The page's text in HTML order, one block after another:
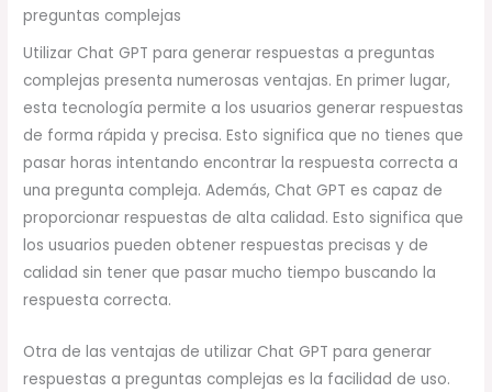
preguntas complejas
Utilizar Chat GPT para generar respuestas a preguntas
complejas presenta numerosas ventajas. En primer lugar,
esta tecnología permite a los usuarios generar respuestas
de forma rápida y precisa. Esto significa que no tienes que
pasar horas intentando encontrar la respuesta correcta a
una pregunta compleja. Además, Chat GPT es capaz de
proporcionar respuestas de alta calidad. Esto significa que
los usuarios pueden obtener respuestas precisas y de
calidad sin tener que pasar mucho tiempo buscando la
respuesta correcta.
Otra de las ventajas de utilizar Chat GPT para generar
respuestas a preguntas complejas es la facilidad de uso.